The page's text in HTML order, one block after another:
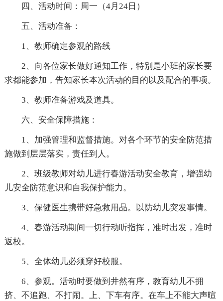
四、活动时间：周一（4月24日）
五、活动准备：
1、教师确定参观的路线
2、向各位家长做好通知工作，特别是小班的家长要
求都能参加，告知家长本次活动的目的以及配合的事项。
3、教师准备游戏及道具。
六、安全保障措施：
1、加强管理和监督措施。对各个环节的安全防范措
施做到层层落实，责任到人。
2、班级教师对幼儿进行春游活动安全教育，增强幼
儿安全防范意识和自我保护能力。
3、保健医生携带好急救用品。以防幼儿突发事情。
4、春游活动期间一切行动听指挥，准时出发，准时
返校。
5、全体幼儿必须穿好校服。
6、参观。活动时要做到井然有序，教育幼儿不拥
挤、不追跑、不打闹。上、下车有序。在车上不能大声暄